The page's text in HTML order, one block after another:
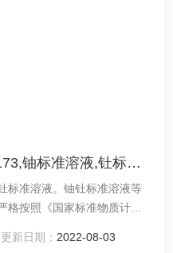
铀钍标液GBW（E）080173,铀标准溶液,钍标准溶液
标准溶液。铀钍标准溶液等
按照《国家标准物质计量
素采用容量法。此系列标
更新日期： 2022-08-03